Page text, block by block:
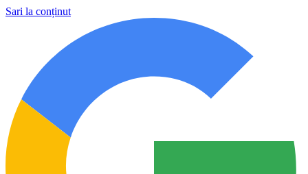
Sari la conținut